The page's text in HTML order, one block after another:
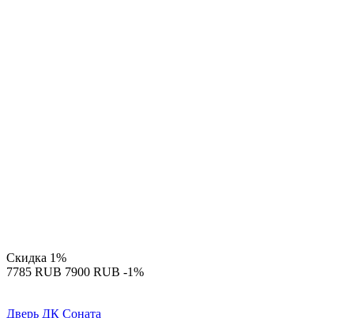
Скидка 1%
‍7785‍ RUB ‍7900‍ RUB -1%
Дверь ДК Соната